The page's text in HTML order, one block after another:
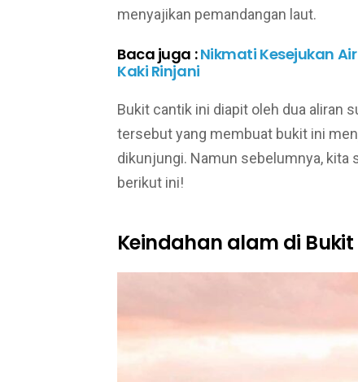
menyajikan pemandangan laut.
Baca juga :Nikmati Kesejukan
Kaki Rinjani
Bukit cantik ini diapit oleh dua aliran
tersebut yang membuat bukit ini
dikunjungi. Namun sebelumnya, kita
berikut ini!
Keindahan alam di